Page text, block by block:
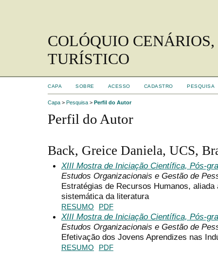
COLÓQUIO
TURÍSTICO
CAPA SOBRE ACESSO CADASTRO PESQUISA
Capa > Pesquisa > Perfil do Autor
Perfil do Autor
Back, Greice Daniela, UCS,
XIII Mostra de Iniciação Científica, Pós-
Estudos Organizacionais e Gestão de
Estratégias de Recursos Humanos,
sistemática da literatura
RESUMO PDF
XIII Mostra de Iniciação Científica, Pós-
Estudos Organizacionais e Gestão de
Efetivação dos Jovens Aprendizes nas
RESUMO PDF